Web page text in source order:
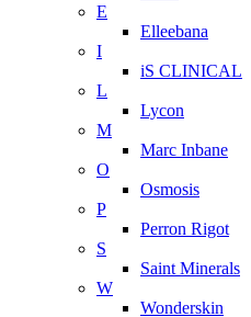
E
Elleebana
I
iS CLINICAL
L
Lycon
M
Marc Inbane
O
Osmosis
P
Perron Rigot
S
Saint Minerals
W
Wonderskin